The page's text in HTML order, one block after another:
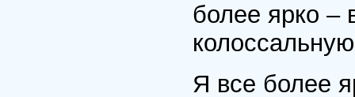
более ярко –
Я все более